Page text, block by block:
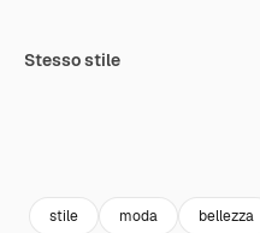
Stesso stile
stile moda bellezza